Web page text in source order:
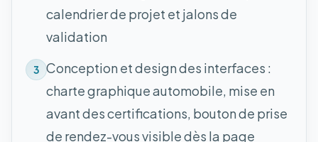
calendrier de projet et jalons de
validation
3 Conception et design des interfaces :
charte graphique automobile, mise en
avant des certifications, bouton de prise
de rendez-vous visible dès la page